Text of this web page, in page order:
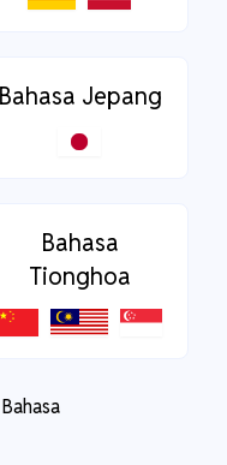
Bahasa Jepang
Bahasa
Tionghoa